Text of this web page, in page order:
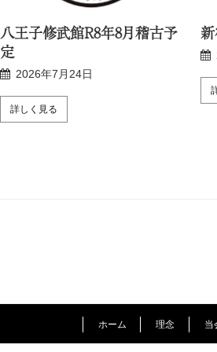
八王子修武館R8年8月稽古予
定
2026年7月24日
詳しく見る
ホーム 理念 当